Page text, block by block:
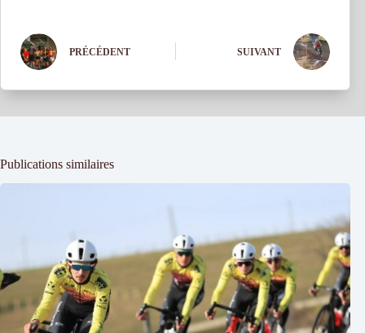
PRÉCÉDENT SUIVANT
Publications similaires